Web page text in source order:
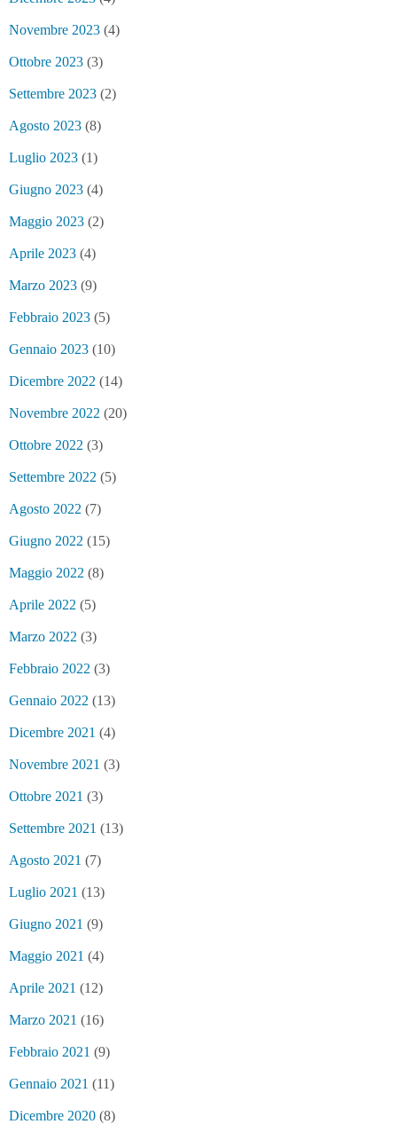
Novembre 2023 (4)
Ottobre 2023 (3)
Settembre 2023 (2)
Agosto 2023 (8)
Luglio 2023 (1)
Giugno 2023 (4)
Maggio 2023 (2)
Aprile 2023 (4)
Marzo 2023 (9)
Febbraio 2023 (5)
Gennaio 2023 (10)
Dicembre 2022 (14)
Novembre 2022 (20)
Ottobre 2022 (3)
Settembre 2022 (5)
Agosto 2022 (7)
Giugno 2022 (15)
Maggio 2022 (8)
Aprile 2022 (5)
Marzo 2022 (3)
Febbraio 2022 (3)
Gennaio 2022 (13)
Dicembre 2021 (4)
Novembre 2021 (3)
Ottobre 2021 (3)
Settembre 2021 (13)
Agosto 2021 (7)
Luglio 2021 (13)
Giugno 2021 (9)
Maggio 2021 (4)
Aprile 2021 (12)
Marzo 2021 (16)
Febbraio 2021 (9)
Gennaio 2021 (11)
Dicembre 2020 (8)